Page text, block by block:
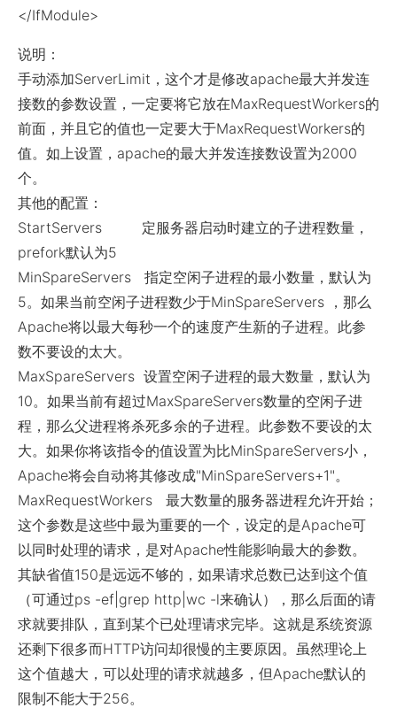
</IfModule>
说明：
手动添加ServerLimit，这个才是修改apache最大并发连
接数的参数设置，一定要将它放在MaxRequestWorkers的
前面，并且它的值也一定要大于MaxRequestWorkers的
值。如上设置，apache的最大并发连接数设置为2000
个。
其他的配置：
StartServers 定服务器启动时建立的子进程数量，
prefork默认为5
MinSpareServers 指定空闲子进程的最小数量，默认为
5。如果当前空闲子进程数少于MinSpareServers ，那么
Apache将以最大每秒一个的速度产生新的子进程。此参
数不要设的太大。
MaxSpareServers 设置空闲子进程的最大数量，默认为
10。如果当前有超过MaxSpareServers数量的空闲子进
程，那么父进程将杀死多余的子进程。此参数不要设的太
大。如果你将该指令的值设置为比MinSpareServers小，
Apache将会自动将其修改成"MinSpareServers+1"。
MaxRequestWorkers 最大数量的服务器进程允许开始；
这个参数是这些中最为重要的一个，设定的是Apache可
以同时处理的请求，是对Apache性能影响最大的参数。
其缺省值150是远远不够的，如果请求总数已达到这个值
（可通过ps -ef|grep http|wc -l来确认），那么后面的请
求就要排队，直到某个已处理请求完毕。这就是系统资源
还剩下很多而HTTP访问却很慢的主要原因。虽然理论上
这个值越大，可以处理的请求就越多，但Apache默认的
限制不能大于256。